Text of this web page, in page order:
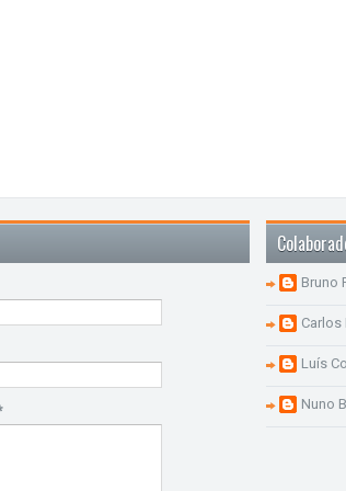
Bruno
Carlos
Luís
Nuno